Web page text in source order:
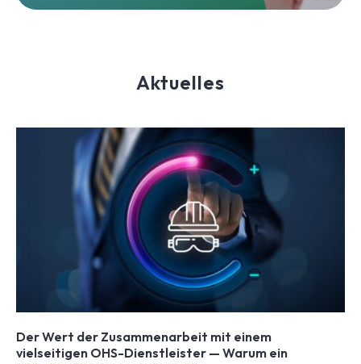
Aktuelles
Der Wert der Zusammenarbeit mit einem
vielseitigen OHS-Dienstleister — Warum ein